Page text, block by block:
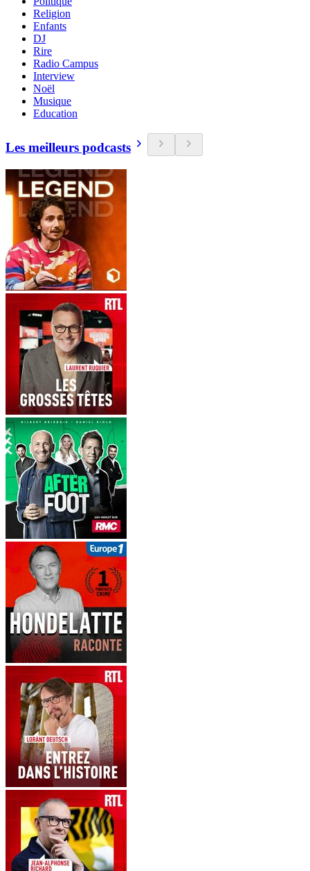
Religion
Enfants
DJ
Rire
Radio Campus
Interview
Noël
Musique
Education
Les meilleurs podcasts